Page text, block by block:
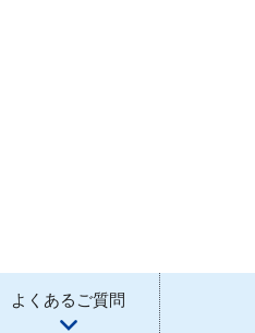
よくあるご質問